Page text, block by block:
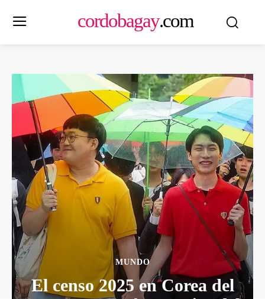
cordobagay.com
MUNDO
El censo 2025 en Corea del